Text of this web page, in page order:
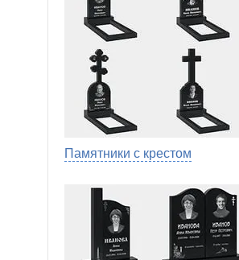
Памятники с крестом